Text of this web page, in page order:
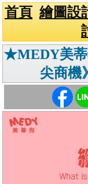
首頁 繪圖設
★MEDY美蒂
尖商機